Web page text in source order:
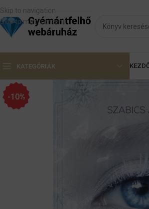
Skip to navigation
Skip to main content
KATEGÓRIÁK
-10%